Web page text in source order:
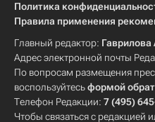
Политика
Правила применения
Главный редактор: Гаврилова
Адрес электронной почты
По вопросам размещения
воспользуйтесьформой
Телефон Редакции: 7 (495)
Чтобы связаться с редакцией